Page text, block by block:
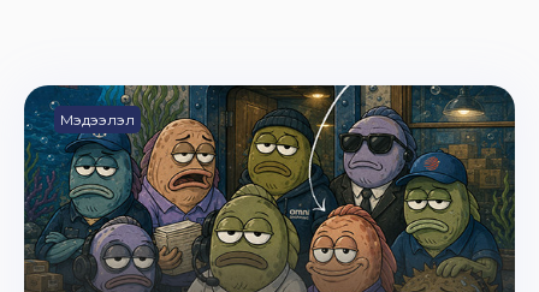
Мэдээлэл